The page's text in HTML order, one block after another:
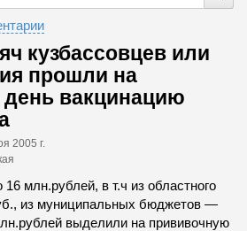
кузбассовцев или
прошли на
вакцинацию
2005 г.
млн.рублей, в т.ч из областного
из муниципальных бюджетов —
выделили на прививочную